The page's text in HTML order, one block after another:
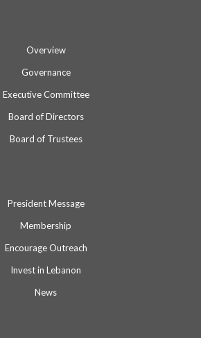
Overview
Governance
Executive Committee
Board of Directors
Board of Trustees
President Message
Membership
Encourage Outreach
Invest in Lebanon
News